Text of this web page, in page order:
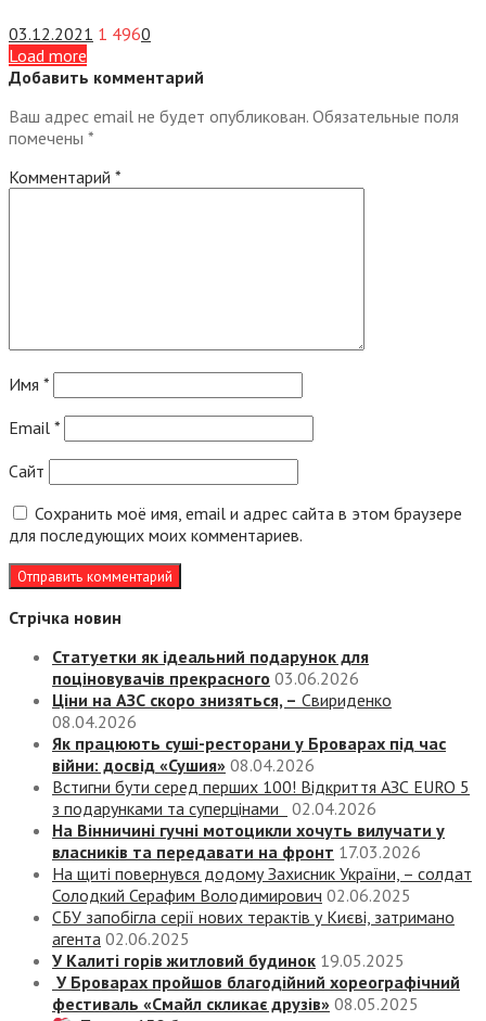
03.12.2021 1 4960
Load more
Добавить комментарий
Ваш адрес email не будет опубликован. Обязательные поля
помечены *
Комментарий *
Имя *
Email *
Сайт
Сохранить моё имя, email и адрес сайта в этом браузере
для последующих моих комментариев.
Стрічка новин
Статуетки як ідеальний подарунок для
поціновувачів прекрасного 03.06.2026
Ціни на АЗС скоро знизяться, – Свириденко
08.04.2026
Як працюють суші-ресторани у Броварах під час
війни: досвід «Сушия» 08.04.2026
Встигни бути серед перших 100! Відкриття АЗС EURO 5
з подарунками та суперцінами
02.04.2026
На Вінничині гучні мотоцикли хочуть вилучати у
власників та передавати на фронт 17.03.2026
На щиті повернувся додому Захисник України, – солдат
Солодкий Серафим Володимирович 02.06.2025
СБУ запобігла серії нових терактів у Києві, затримано
агента 02.06.2025
У Калиті горів житловий будинок 19.05.2025
У Броварах пройшов благодійний хореографічний
фестиваль «Смайл скликає друзів» 08.05.2025